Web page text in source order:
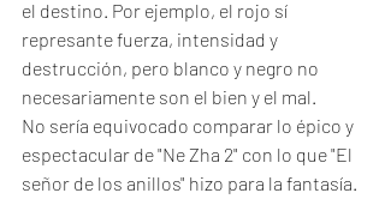
el destino. Por ejemplo, el rojo sí
represante fuerza, intensidad y
destrucción, pero blanco y negro no
necesariamente son el bien y el mal.
No sería equivocado comparar lo épico y
espectacular de "Ne Zha 2" con lo que "El
señor de los anillos" hizo para la fantasía.